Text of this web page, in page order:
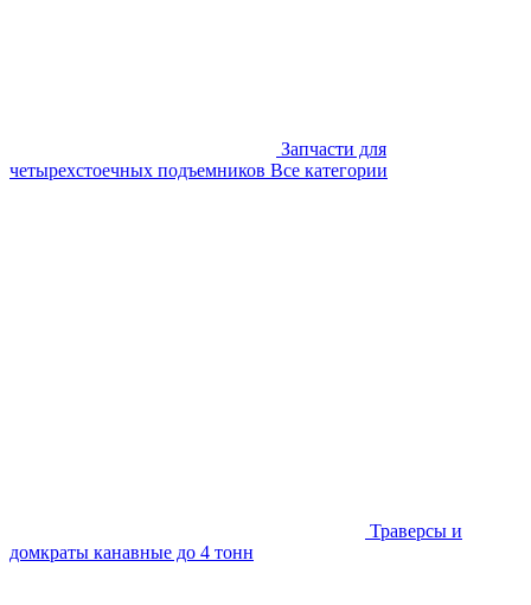
Запчасти для
четырехстоечных подъемников Все категории
Траверсы и
домкраты канавные до 4 тонн